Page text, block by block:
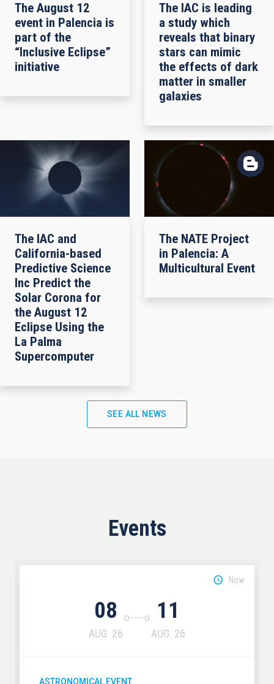
The August 12
event in Palencia is
part of the
“Inclusive Eclipse”
initiative
The IAC is leading
a study which
reveals that binary
stars can mimic
the effects of dark
matter in smaller
galaxies
The IAC and
California-based
Predictive Science
Inc Predict the
Solar Corona for
the August 12
Eclipse Using the
La Palma
Supercomputer
The NATE Project
in Palencia: A
Multicultural Event
SEE ALL NEWS
Events
08
AUG 26
11
AUG 26
Now
ASTRONOMICAL EVENT